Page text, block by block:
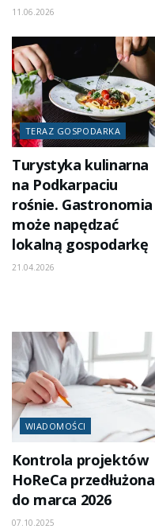
11.06.2026
TERAZ GOSPODARKA
Turystyka kulinarna
na Podkarpaciu
rośnie. Gastronomia
może napędzać
lokalną gospodarkę
21.04.2026
WIADOMOŚCI
Kontrola projektów
HoReCa przedłużona
do marca 2026
07.10.2025